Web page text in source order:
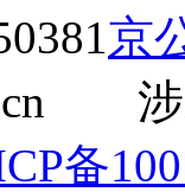
京
涉
备